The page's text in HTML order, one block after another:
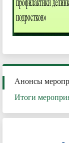
Анонсы
Итоги